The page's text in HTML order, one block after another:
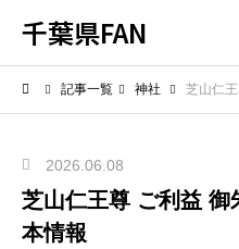
千葉県FAN
記事一覧 神社 芝山仁王
2026.06.08
芝山仁王尊 ご利益 御
本情報